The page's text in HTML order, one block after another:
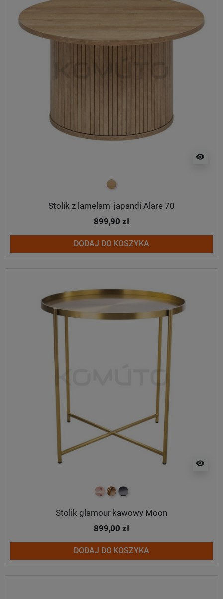
visibility
Naturalny
Stolik z lamelami japandi Alare 70
899,90 zł
DODAJ DO KOSZYKA
visibility
miedziany
mosiądz
tytan
Stolik glamour kawowy Moon
899,00 zł
DODAJ DO KOSZYKA